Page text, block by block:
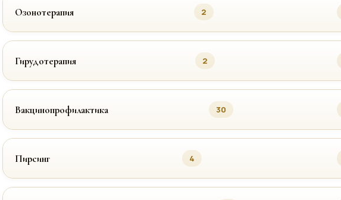
Озонотерапия 2
Гирудотерапия 2
Вакцинопрофилактика 30
Пирсинг 4